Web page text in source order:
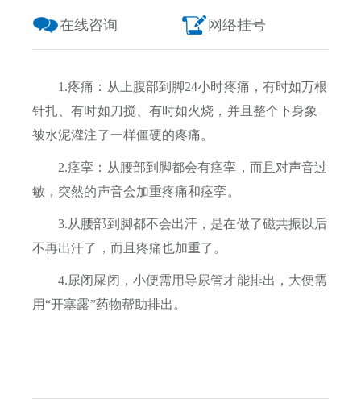
在线咨询 网络挂号
1.疼痛：从上腹部到脚24小时疼痛，有时如万根
针扎、有时如刀搅、有时如火烧，并且整个下身象
被水泥灌注了一样僵硬的疼痛。
2.痉挛：从腰部到脚都会有痉挛，而且对声音过
敏，突然的声音会加重疼痛和痉挛。
3.从腰部到脚都不会出汗，是在做了磁共振以后
不再出汗了，而且疼痛也加重了。
4.尿闭屎闭，小便需用导尿管才能排出，大便需
用“开塞露”药物帮助排出。